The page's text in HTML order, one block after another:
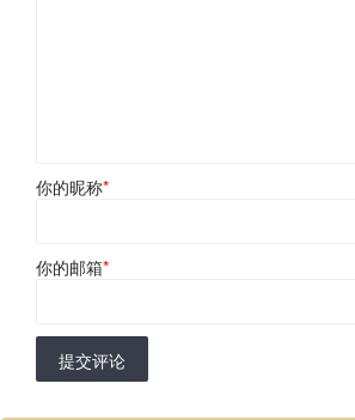
你的昵称*
你的邮箱*
提交评论